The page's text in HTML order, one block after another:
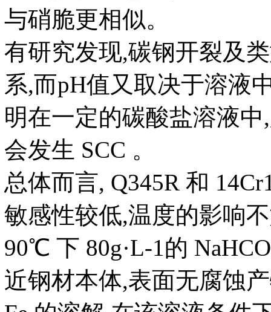
与硝脆更相似。
有研究发现,碳钢开裂及
系,而pH值又取决于溶液
明在一定的碳酸盐溶液
会发生 SCC 。
总体而言, Q345R 和
敏感性较低,温度的影响
90℃ 下 80g·L-1的
近钢材本体,表面无腐蚀